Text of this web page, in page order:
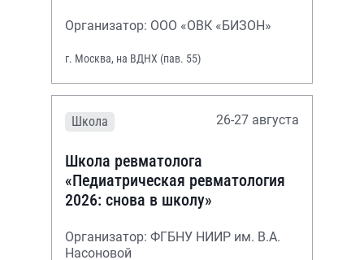
Организатор: ООО «ОВК «БИЗОН»
г. Москва, на ВДНХ (пав. 55)
Школа 26-27 августа
Школа ревматолога
«Педиатрическая ревматология
2026: снова в школу»
Организатор: ФГБНУ НИИР им. В.А.
Насоновой